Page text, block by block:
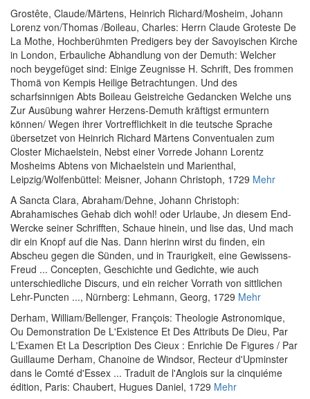
Grostête, Claude/Märtens, Heinrich Richard/Mosheim, Johann
Lorenz von/Thomas /Boileau, Charles: Herrn Claude Groteste De
La Mothe, Hochberühmten Predigers bey der Savoyischen Kirche
in London, Erbauliche Abhandlung von der Demuth: Welcher
noch beygefüget sind: Einige Zeugnisse H. Schrift, Des frommen
Thomä von Kempis Heilige Betrachtungen. Und des
scharfsinnigen Abts Boileau Geistreiche Gedancken Welche uns
Zur Ausübung wahrer Herzens-Demuth kräftigst ermuntern
können/ Wegen ihrer Vortrefflichkeit in die teutsche Sprache
übersetzet von Heinrich Richard Märtens Conventualen zum
Closter Michaelstein, Nebst einer Vorrede Johann Lorentz
Mosheims Abtens von Michaelstein und Marienthal,
Leipzig/Wolfenbüttel: Meisner, Johann Christoph, 1729 Mehr
A Sancta Clara, Abraham/Dehne, Johann Christoph:
Abrahamisches Gehab dich wohl! oder Urlaube, Jn diesem End-
Wercke seiner Schrifften, Schaue hinein, und lise das, Und mach
dir ein Knopf auf die Nas. Dann hierinn wirst du finden, ein
Abscheu gegen die Sünden, und in Traurigkeit, eine Gewissens-
Freud ... Concepten, Geschichte und Gedichte, wie auch
unterschiedliche Discurs, und ein reicher Vorrath von sittlichen
Lehr-Puncten ..., Nürnberg: Lehmann, Georg, 1729 Mehr
Derham, William/Bellenger, François: Theologie Astronomique,
Ou Demonstration De L'Existence Et Des Attributs De Dieu, Par
L'Examen Et La Description Des Cieux : Enrichie De Figures / Par
Guillaume Derham, Chanoine de Windsor, Recteur d'Upminster
dans le Comté d'Essex ... Traduit de l'Anglois sur la cinquiéme
édition, Paris: Chaubert, Hugues Daniel, 1729 Mehr